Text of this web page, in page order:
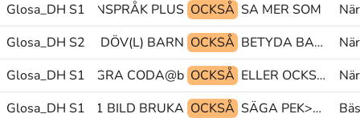
Glosa_DH S1
I@b@z TECKENSPRÅK PLUS OCKSÅ SA MER SOM
Glosa_DH S2
ANNAN(ea).FL DÖV(L) BARN OCKSÅ BETYDA BARA(B) RULLA
Glosa_DH S1
PLUS NÅGRA CODA@b OCKSÅ ELLER OCKSÅ NÅGRA
Glosa_DH S1POSS1 BILD BRUKA OCKSÅ SÄGA PEK>person GLOSA:(?)